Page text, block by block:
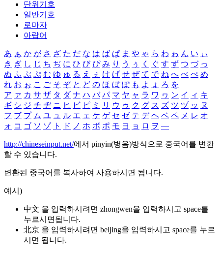
단위기호
일반기호
로마자
아랍어
あ ぁ か が さ ざ た だ な は ば ぱ ま や ゃ ら わ ゎ ん い ぃ
き ぎ し じ ち ぢ に ひ び ぴ み り う ぅ く ぐ す ず つ づ っ
ぬ ふ ぶ ぷ む ゆ ゅ る え ぇ け げ せ ぜ て で ね へ べ ぺ め
れ お ぉ こ ご そ ぞ と ど の ほ ぼ ぽ も よ ょ ろ を
ア ァ カ サ ザ タ ダ ナ ハ バ パ マ ヤ ャ ラ ワ ヮ ン イ ィ キ
ギ シ ジ チ ヂ ニ ヒ ビ ピ ミ リ ウ ゥ ク グ ス ズ ツ ヅ ッ ヌ
フ ブ プ ム ユ ュ ル エ ェ ケ ゲ セ ゼ テ デ ヘ ベ ペ メ レ オ
ォ コ ゴ ソ ゾ ト ド ノ ホ ボ ポ モ ヨ ョ ロ ヲ ―
http://chineseinput.net/에서 pinyin(병음)방식으로 중국어를 변환
할 수 있습니다.
변환된 중국어를 복사하여 사용하시면 됩니다.
예시)
中文 을 입력하시려면 zhongwen을 입력하시고 space를
누르시면됩니다.
北京 을 입력하시려면 beijing을 입력하시고 space를 누르
시면 됩니다.